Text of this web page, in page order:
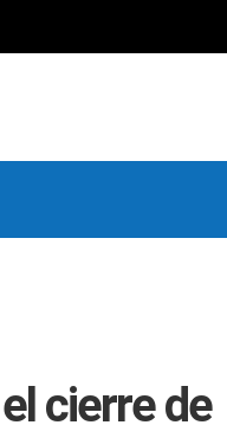
cierre de